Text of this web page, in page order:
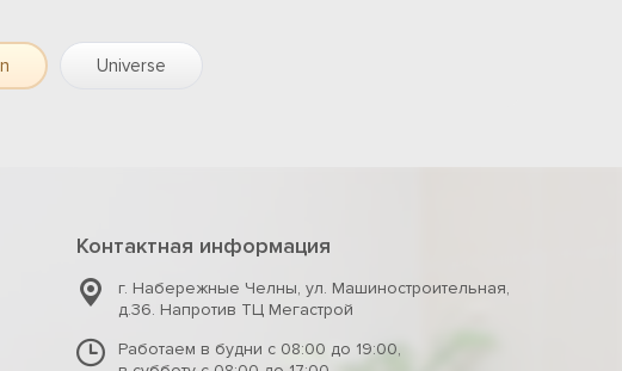
Universe
Контактная информация
г. Набережные Челны, ул. Машиностроительная,
д.36. Напротив ТЦ Мегастрой
Работаем в будни с 08:00 до 19:00,